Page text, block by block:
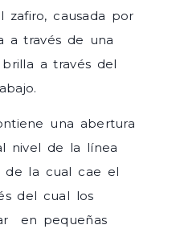
causada por
a través de una
a través del
una abertura
nivel de la línea
de la cual cae el
del cual los
en pequeñas